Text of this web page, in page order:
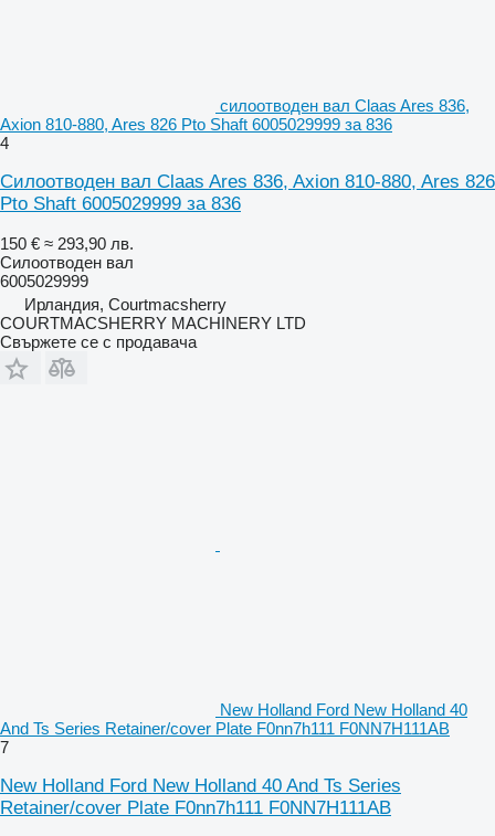
силоотводен вал Claas Ares 836,
Axion 810-880, Ares 826 Pto Shaft 6005029999 за 836
4
Силоотводен вал Claas Ares 836, Axion 810-880, Ares 826
Pto Shaft 6005029999 за 836
150 € ≈ 293,90 лв.
Силоотводен вал
6005029999
Ирландия, Courtmacsherry
COURTMACSHERRY MACHINERY LTD
Свържете се с продавача
New Holland Ford New Holland 40
And Ts Series Retainer/cover Plate F0nn7h111 F0NN7H111AB
7
New Holland Ford New Holland 40 And Ts Series
Retainer/cover Plate F0nn7h111 F0NN7H111AB